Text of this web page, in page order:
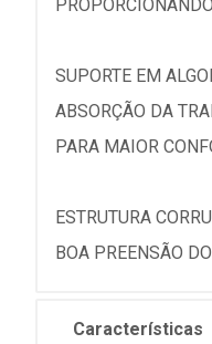
SUPORTE EM
ABSORÇÃO DA
PARA MAIOR
ESTRUTURA
BOA PREENSÃO
Características